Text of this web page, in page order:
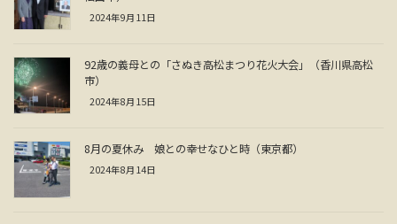
2024年9月11日
92歳の義母との「さぬき高松まつり花火大会」（香川県高松
市）
2024年8月15日
8月の夏休み 娘との幸せなひと時（東京都）
2024年8月14日